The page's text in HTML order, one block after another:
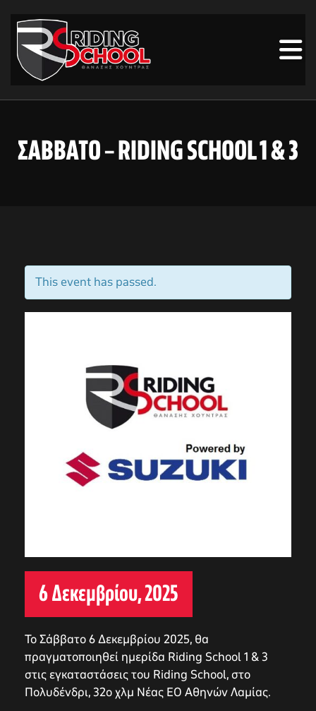
ΣΑΒΒΑΤΟ – RIDING SCHOOL 1 & 3
This event has passed.
6 Δεκεμβρίου, 2025
Το Σάββατο 6 Δεκεμβρίου 2025, θα
πραγματοποιηθεί ημερίδα Riding School 1 & 3
στις εγκαταστάσεις του Riding School, στο
Πολυδένδρι, 32ο χλμ Νέας ΕΟ Αθηνών Λαμίας.